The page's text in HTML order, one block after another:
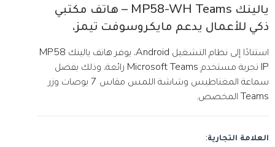
يالينك MP58-WH Teams – هاتف مكتبي
ذكي للأعمال يدعم مايكروسوفت تيمز،
استنادًا إلى نظام التشغيل Android، يوفر هاتف يالينك MP58
IP تجربة مستخدم Microsoft Teams رائعة، وذلك بفضل
سماعة المغناطيس وشاشة اللمس مقاس 7 بوصات وزر
Teams المخصص.
العلامة التجارية: